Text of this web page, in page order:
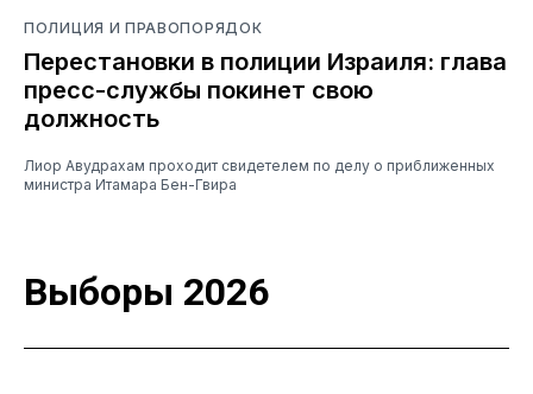
ПОЛИЦИЯ И ПРАВОПОРЯДОК
Перестановки в полиции Израиля: глава
пресс-службы покинет свою
должность
Лиор Авудрахам проходит свидетелем по делу о приближенных
министра Итамара Бен-Гвира
Выборы 2026